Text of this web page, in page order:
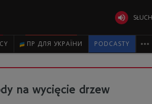

ПР ДЛЯ УКРАЇНИ PODCASTY 
na wycięcie drzew